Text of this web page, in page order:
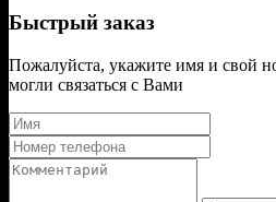
Быстрый заказ
Пожалуйста, укажите имя и свой
могли связаться с Вами